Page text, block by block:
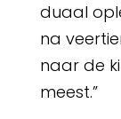
duaal
na
naar de
meest.”